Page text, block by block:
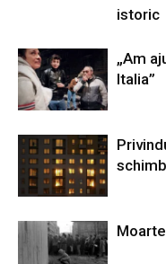
istoric
„Am
Italia”